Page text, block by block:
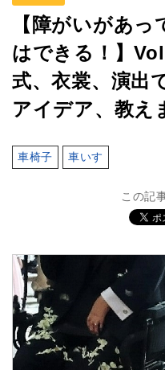
【障がいがあ
はできる！】
式、衣裳、演出
アイデア、教え
車椅子 車いす
この記